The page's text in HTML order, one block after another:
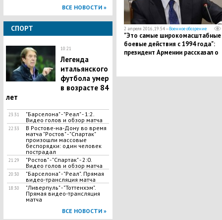
ВСЕ НОВОСТИ »
СПОРТ
10:21
Легенда
итальянского
футбола умер
в возрасте 84
лет
23:31
"Барселона" - "Реал" - 1:2.
Видео голов и обзор матча
22:33
В Ростове-на-Дону во время
матча "Ростов" - "Спартак"
произошли массовые
беспорядки: один человек
пострадал
21:29
"Ростов" - "Спартак" - 2:0.
Видео голов и обзор матча
20:30
"Барселона" - "Реал". Прямая
видео-трансляция матча
18:30
"Ливерпуль" - "Тоттенхэм".
Прямая видео-трансляция
матча
ВСЕ НОВОСТИ »
2 апреля 2016, 19:54 —Военное обозрение
"Это самые широкомасштабные
боевые действия с 1994 года":
президент Армении рассказал о